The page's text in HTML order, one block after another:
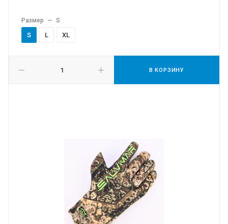
В КОРЗИНУ
Размер — S
S L XL